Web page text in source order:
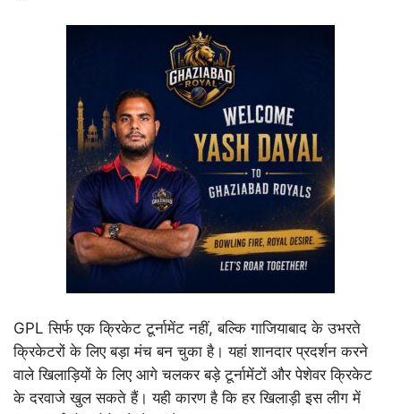
GPL सिर्फ एक क्रिकेट टूर्नामेंट नहीं, बल्कि गाजियाबाद के उभरते
क्रिकेटरों के लिए बड़ा मंच बन चुका है। यहां शानदार प्रदर्शन करने
वाले खिलाड़ियों के लिए आगे चलकर बड़े टूर्नामेंटों और पेशेवर क्रिकेट
के दरवाजे खुल सकते हैं। यही कारण है कि हर खिलाड़ी इस लीग में